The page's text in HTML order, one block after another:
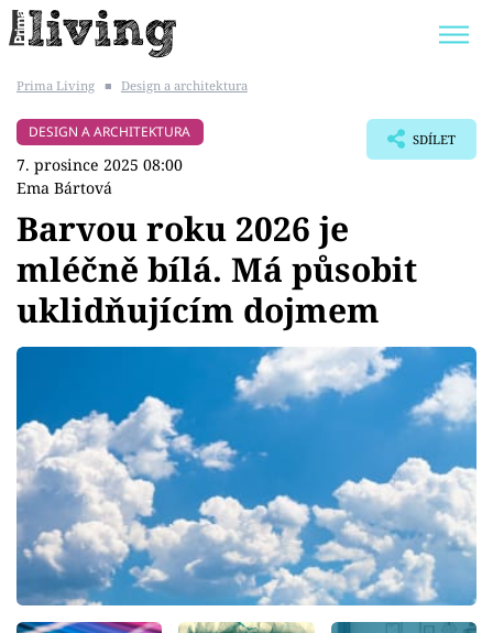
BYDLENÍ SLAVNÝCH
ZAHRADA
Témata
Bydlení
Design
Sledujte prima+
Přihlášení
Prima Living ■ Design a architektura
DESIGN A ARCHITEKTURA
7. prosince 2025 08:00
Ema Bártová
SDÍLET
Barvou roku 2026 je
mléčně bílá. Má působit
uklidňujícím dojmem